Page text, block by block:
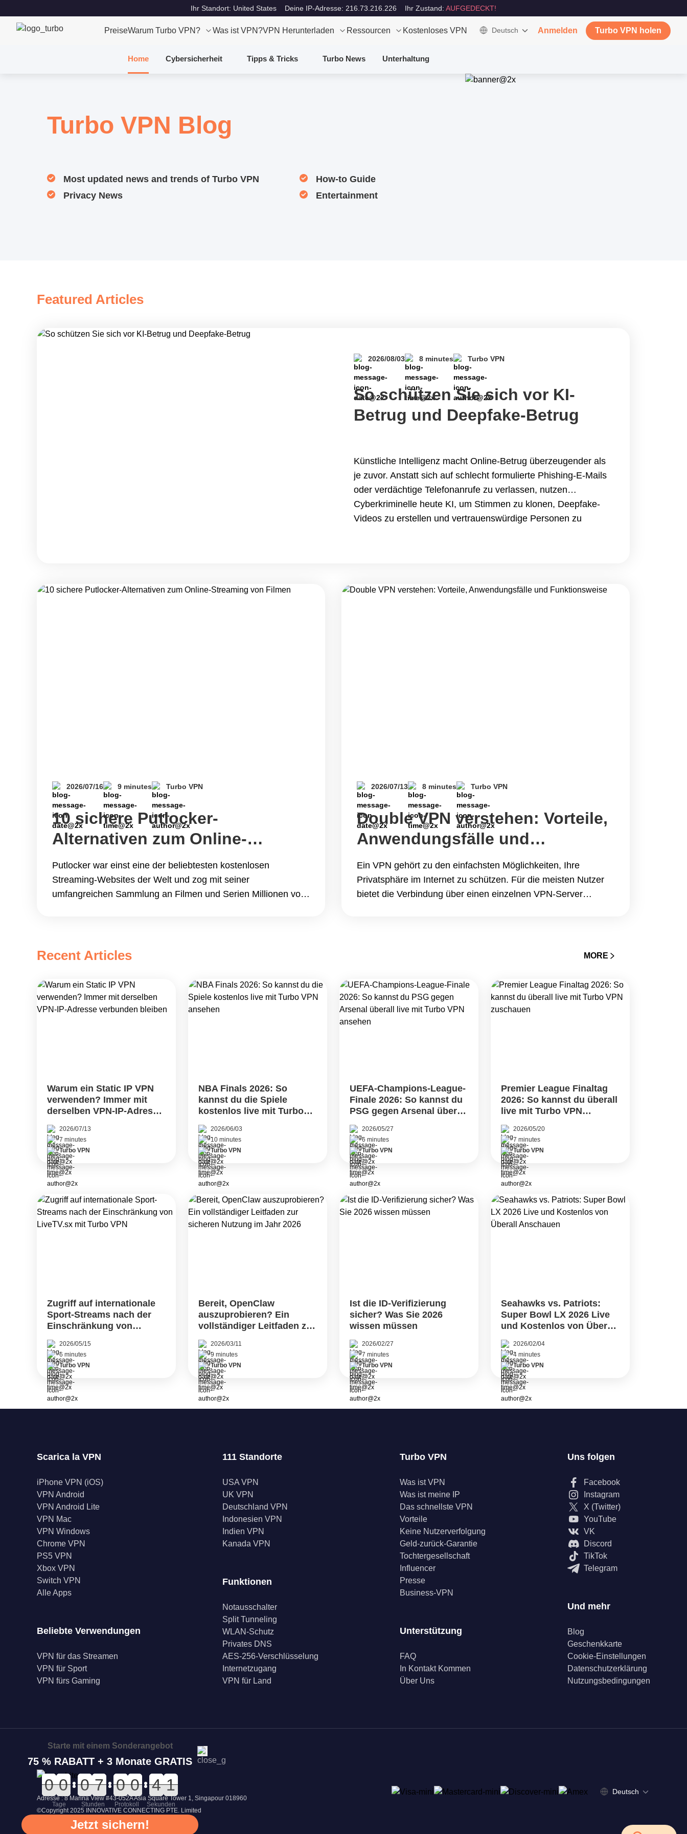
Ihr Standort: United States Deine IP-Adresse: 216.73.216.226 Ihr Zustand: AUFGEDECKT!
PreiseWarum Turbo VPN? Was ist VPN?VPN Herunterladen Ressourcen Kostenloses VPN Deutsch Anmelden Turbo VPN holen
Home Cybersicherheit Tipps & Tricks Turbo News Unterhaltung
Turbo VPN Blog
Most updated news and trends of Turbo VPN
How-to Guide
Privacy News
Entertainment
Featured Articles
2026/08/03 8 minutes Turbo VPN
So schützen Sie sich vor KI-
Betrug und Deepfake-Betrug
Künstliche Intelligenz macht Online-Betrug überzeugender als
je zuvor. Anstatt sich auf schlecht formulierte Phishing-E-Mails
oder verdächtige Telefonanrufe zu verlassen, nutzen
Cyberkriminelle heute KI, um Stimmen zu klonen, Deepfake-
Videos zu erstellen und vertrauenswürdige Personen zu
2026/07/16 9 minutes Turbo VPN
10 sichere Putlocker-
Alternativen zum Online-
Streaming von Filmen
Putlocker war einst eine der beliebtesten kostenlosen
Streaming-Websites der Welt und zog mit seiner
umfangreichen Sammlung an Filmen und Serien Millionen von
möchten.Allerdings ist heute nicht jede Website, die den
Putlocker-Alternativen zum Online-Streaming von Filmen
2026/07/13 8 minutes Turbo VPN
Double VPN verstehen: Vorteile,
Anwendungsfälle und
Funktionsweise
Ein VPN gehört zu den einfachsten Möglichkeiten, Ihre
Privatsphäre im Internet zu schützen. Für die meisten Nutzer
bietet die Verbindung über einen einzelnen VPN-Server
reading Double VPN verstehen: Vorteile, Anwendungsfälle und
Funktionsweise
Recent Articles MORE
2026/07/13
7 minutes
Turbo VPN
Warum ein Static IP VPN
verwenden? Immer mit
derselben VPN-IP-Adresse
verbunden bleiben
2026/06/03
10 minutes
Turbo VPN
NBA Finals 2026: So
kannst du die Spiele
kostenlos live mit Turbo
VPN ansehen
2026/05/27
6 minutes
Turbo VPN
UEFA-Champions-League-
Finale 2026: So kannst du
PSG gegen Arsenal überall
live mit Turbo VPN
ansehen
2026/05/20
7 minutes
Turbo VPN
Premier League Finaltag
2026: So kannst du überall
live mit Turbo VPN
zuschauen
2026/05/15
6 minutes
Turbo VPN
Zugriff auf internationale
Sport-Streams nach der
Einschränkung von
LiveTV.sx mit Turbo VPN
2026/03/11
9 minutes
Turbo VPN
Bereit, OpenClaw
auszuprobieren? Ein
vollständiger Leitfaden zur
sicheren Nutzung im Jahr
2026
2026/02/27
7 minutes
Turbo VPN
Ist die ID-Verifizierung
sicher? Was Sie 2026
wissen müssen
2026/02/04
4 minutes
Turbo VPN
Seahawks vs. Patriots:
Super Bowl LX 2026 Live
und Kostenlos von Überall
Anschauen
Scarica la VPN
iPhone VPN (iOS)
VPN Android
VPN Android Lite
VPN Mac
VPN Windows
Chrome VPN
PS5 VPN
Xbox VPN
Switch VPN
Alle Apps
Beliebte Verwendungen
VPN für das Streamen
VPN für Sport
VPN fürs Gaming
111 Standorte
USA VPN
UK VPN
Deutschland VPN
Indonesien VPN
Indien VPN
Kanada VPN
Funktionen
Notausschalter
Split Tunneling
WLAN-Schutz
Privates DNS
AES-256-Verschlüsselung
Internetzugang
VPN für Land
Turbo VPN
Was ist VPN
Was ist meine IP
Das schnellste VPN
Vorteile
Keine Nutzerverfolgung
Geld-zurück-Garantie
Tochtergesellschaft
Influencer
Presse
Business-VPN
Unterstützung
FAQ
In Kontakt Kommen
Über Uns
Uns folgen
Facebook
Instagram
X (Twitter)
YouTube
VK
Discord
TikTok
Telegram
Und mehr
Blog
Geschenkkarte
Cookie-Einstellungen
Datenschutzerklärung
Nutzungsbedingungen
Adresse : 8 Marina View #43-052A Asia Square Tower 1, Singapour 018960
©Copyright 2025 INNOVATIVE CONNECTING PTE. Limited
Deutsch
Starte mit einem Sonderangebot
75 % RABATT + 3 Monate GRATIS
0
0
0
0 0
0
0
0 0
0
0
0 0
0
7
7 0
0
0
0 0
0
0
0 5
5
4
4 1
0
0
Tage Stunden Protokoll Sekunden
Jetzt sichern!